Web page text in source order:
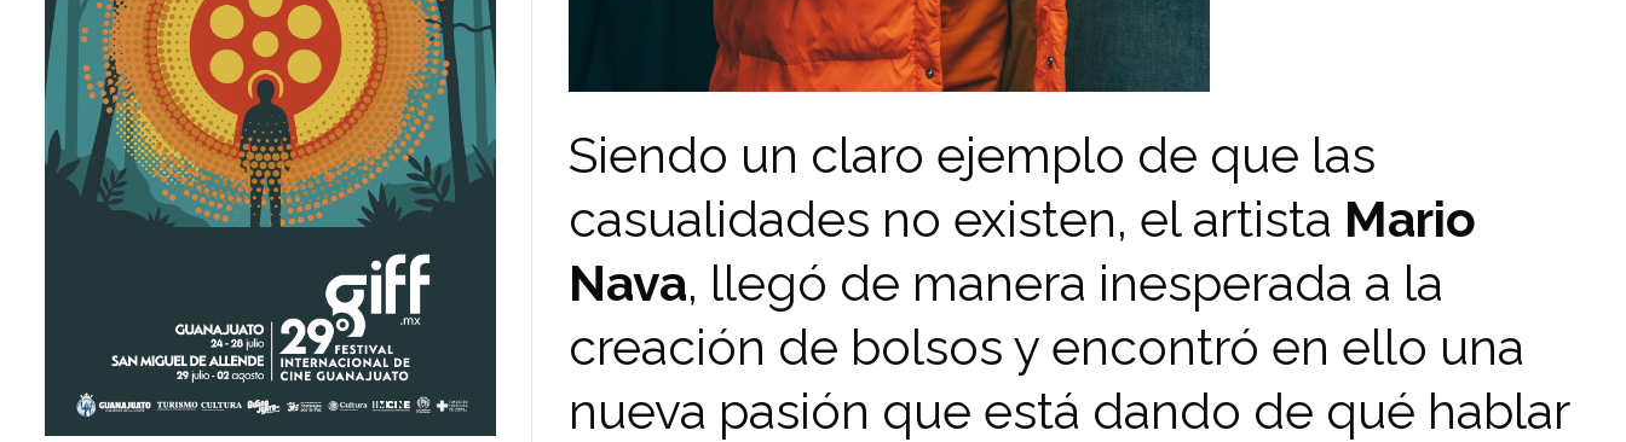
Siendo un claro ejemplo de que las
casualidades no existen, el artista Mario
Nava, llegó de manera inesperada a la
creación de bolsos y encontró en ello una
nueva pasión que está dando de qué hablar